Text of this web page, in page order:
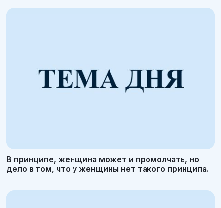
В принципе, женщина может и промолчать, но
дело в том, что у женщины нет такого принципа.